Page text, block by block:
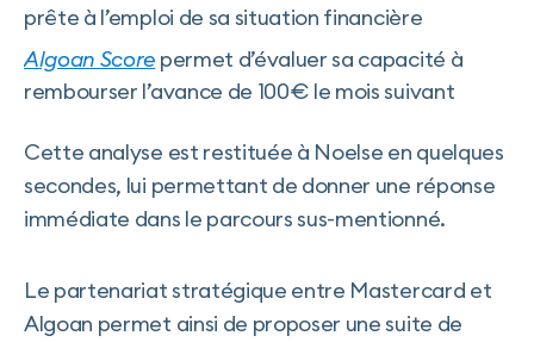
prête à l’emploi de sa situation financière
Algoan Score permet d’évaluer sa capacité à
rembourser l’avance de 100€ le mois suivant
Cette analyse est restituée à Noelse en quelques
secondes, lui permettant de donner une réponse
immédiate dans le parcours sus-mentionné.
Le partenariat stratégique entre Mastercard et
Algoan permet ainsi de proposer une suite de